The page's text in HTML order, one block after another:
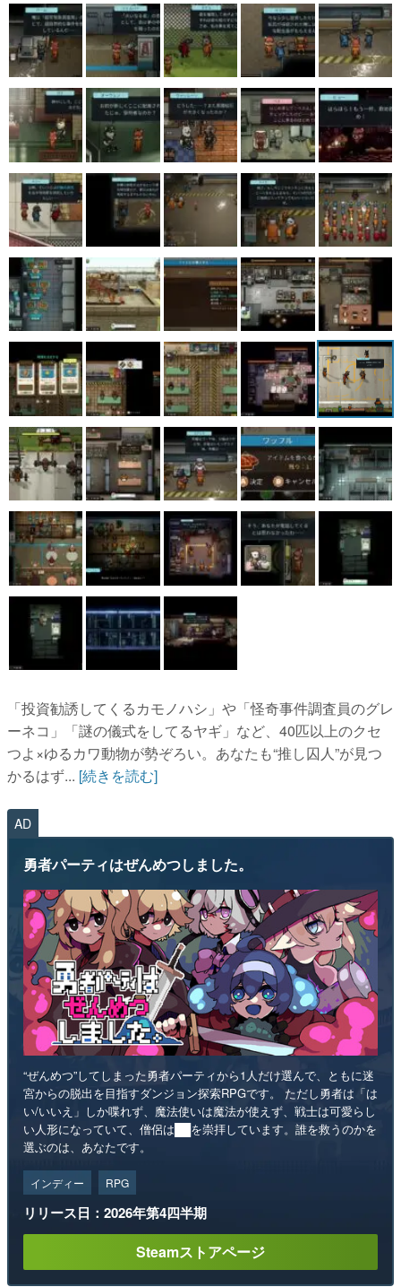
「投資勧誘してくるカモノハシ」や「怪奇事件調査員のグレ
ーネコ」「謎の儀式をしてるヤギ」など、40匹以上のクセ
つよ×ゆるカワ動物が勢ぞろい。あなたも“推し囚人”が見つ
かるはず... [続きを読む]
AD
勇者パーティはぜんめつしました。
“ぜんめつ”してしまった勇者パーティから1人だけ選んで、ともに迷
宮からの脱出を目指すダンジョン探索RPGです。 ただし勇者は「は
い/いいえ」しか喋れず、魔法使いは魔法が使えず、戦士は可愛らし
い人形になっていて、僧侶は██を崇拝しています。誰を救うのかを
選ぶのは、あなたです。
インディー RPG
リリース日：2026年第4四半期
Steamストアページ